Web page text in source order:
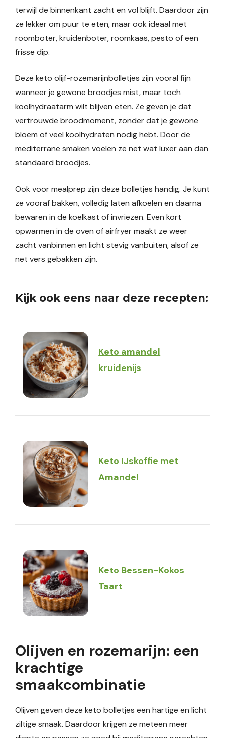
terwijl de binnenkant zacht en vol blijft. Daardoor zijn
ze lekker om puur te eten, maar ook ideaal met
roomboter, kruidenboter, roomkaas, pesto of een
frisse dip.
Deze keto olijf-rozemarijnbolletjes zijn vooral fijn
wanneer je gewone broodjes mist, maar toch
koolhydraatarm wilt blijven eten. Ze geven je dat
vertrouwde broodmoment, zonder dat je gewone
bloem of veel koolhydraten nodig hebt. Door de
mediterrane smaken voelen ze net wat luxer aan dan
standaard broodjes.
Ook voor mealprep zijn deze bolletjes handig. Je kunt
ze vooraf bakken, volledig laten afkoelen en daarna
bewaren in de koelkast of invriezen. Even kort
opwarmen in de oven of airfryer maakt ze weer
zacht vanbinnen en licht stevig vanbuiten, alsof ze
net vers gebakken zijn.
Kijk ook eens naar deze recepten:
Keto amandel
kruidenijs
Keto IJskoffie met
Amandel
Keto Bessen-Kokos
Taart
Olijven en rozemarijn: een
krachtige
smaakcombinatie
Olijven geven deze keto bolletjes een hartige en licht
ziltige smaak. Daardoor krijgen ze meteen meer